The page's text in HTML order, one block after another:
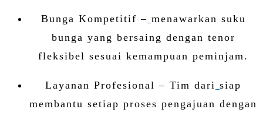
Bunga Kompetitif – menawarkan suku
bunga yang bersaing dengan tenor
fleksibel sesuai kemampuan peminjam.
Layanan Profesional – Tim dari siap
membantu setiap proses pengajuan dengan